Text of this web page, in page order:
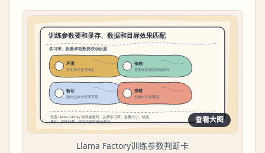
查看大图
Llama Factory训练参数判断卡